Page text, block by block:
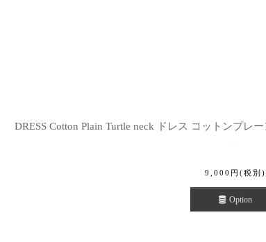
DRESS Cotton Plain Turtle neck ドレス コットンプレ
9,000 円 (税別)
Option